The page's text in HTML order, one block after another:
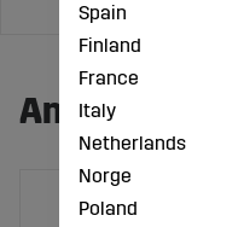
Andre købte
Spain
Finland
France
Italy
Netherlands
Norge
Poland